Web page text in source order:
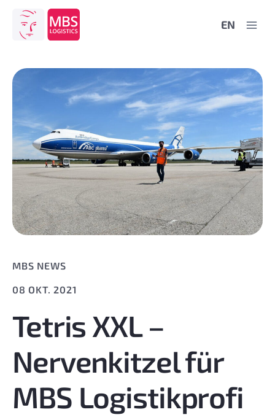
Inhalt
springen
EN
MBS NEWS
08 OKT. 2021
Tetris XXL –
Nervenkitzel für
MBS Logistikprofi